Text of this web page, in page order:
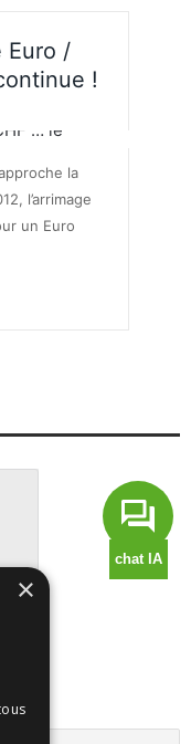
Euro /
!
la
l’arrimage
un Euro
×